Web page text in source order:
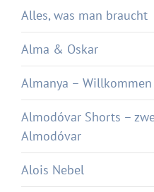
Alles, was man braucht
Alma & Oskar
Almanya –
Almodóvar Shorts –
Almodóvar
Alois Nebel